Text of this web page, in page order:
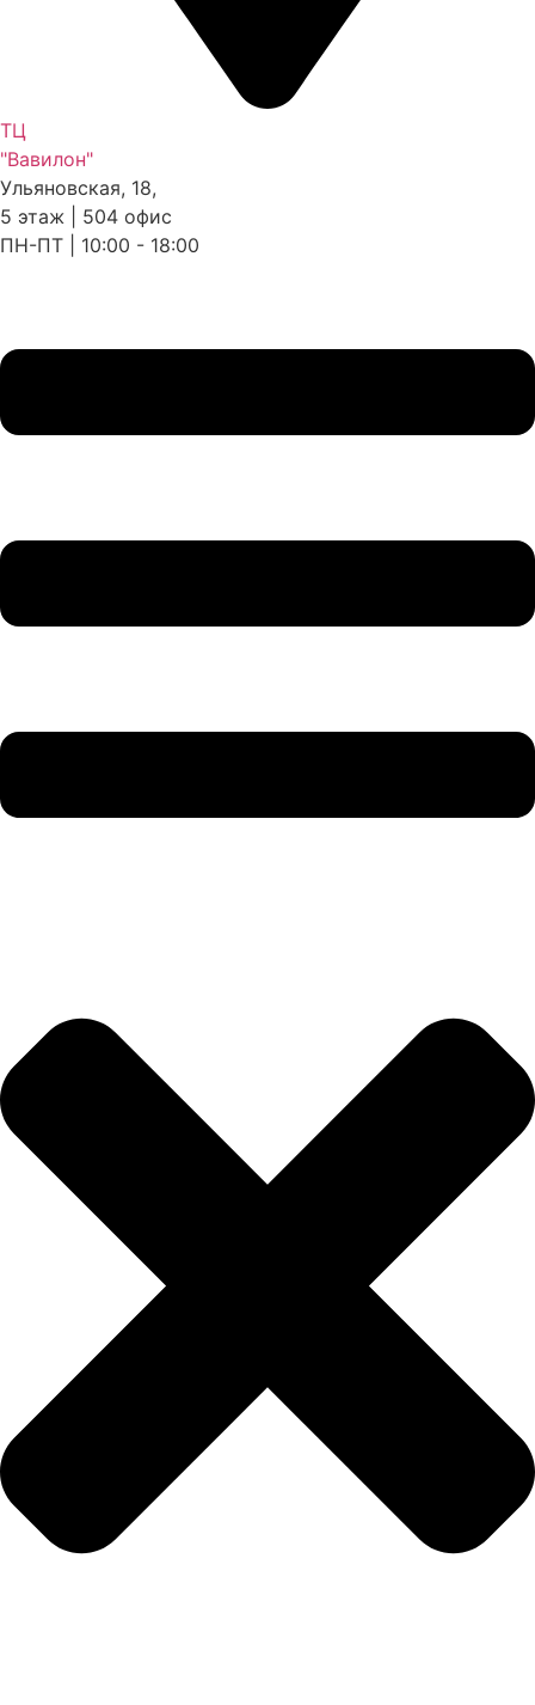
ТЦ
"Вавилон"
Ульяновская, 18,
5 этаж | 504 офис
ПН-ПТ | 10:00 - 18:00